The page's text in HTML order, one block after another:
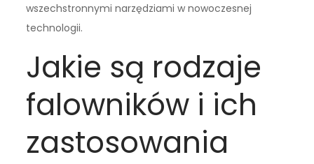
wszechstronnymi narzędziami w nowoczesnej
technologii.
Jakie są rodzaje
falowników i ich
zastosowania